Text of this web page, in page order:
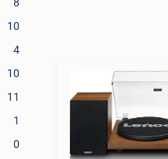
10
4
10
11
1
0